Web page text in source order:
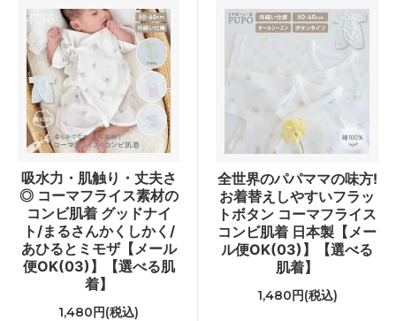
吸水力・肌触り・丈夫さ
◎ コーマフライス素材の
コンビ肌着 グッドナイ
ト/まるさんかくしかく/
あひるとミモザ【メール
便OK(03)】【選べる肌
着】
1,480円(税込)
全世界のパパママの味方!
お着替えしやすいフラッ
トボタン コーマフライス
コンビ肌着 日本製【メー
ル便OK(03)】【選べる
肌着】
1,480円(税込)